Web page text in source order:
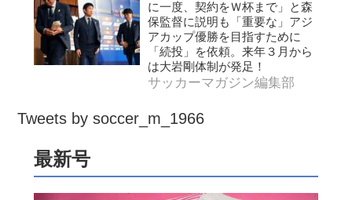
に一度、契約をＷ杯まで」と森
保監督に説明も「重要な」アジ
アカップ優勝を目指すために
「続投」を依頼。来年３月から
は大岩剛体制が発足！
サッカーマガジン編集部
Tweets by soccer_m_1966
最新号